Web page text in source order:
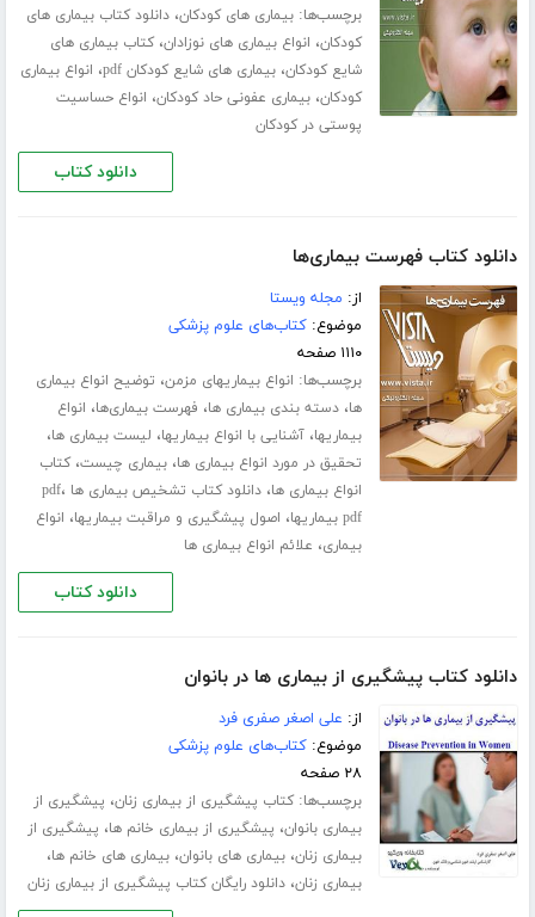
برچسب‌ها:بیماری های کودکان،دانلود کتاب بیماری های
کودکان، انواع بیماری های نوزادان،کتاب بیماری های
شایع کودکان،بیماری های شایع کودکان pdf ، انواع بیماری
کودکان،بیماری عفونی حاد کودکان، انواع حساسیت
پوستی در کودکان
دانلود کتاب
دانلود کتاب فهرست بیماری‌ها
از: مجله ویستا
موضوع:کتاب‌های علوم پزشکی
۱۱۱۰ صفحه
برچسب‌ها: انواع بیماریهای مزمن، توضیح انواع بیماری
ها،دسته بندی بیماری ها، فهرست بیماری‌ها، انواع
بیماریها،آشنایی با انواع بیماریها، لیست بیماری ها،
تحقیق در مورد انواع بیماری ها،بیماری چیست،کتاب
انواع بیماری ها،دانلود کتاب تشخیص بیماری ها pdf ،
pdf بیماریها ، اصول پیشگیری و مراقبت بیماریها، انواع
بیماری، علائم انواع بیماری ها
دانلود کتاب
دانلود کتاب پیشگیری از بیماری ها در بانوان
از: علی اصغر صفری فرد
موضوع:کتاب‌های علوم پزشکی
۲۸ صفحه
برچسب‌ها:کتاب پیشگیری از بیماری زنان، پیشگیری از
بیماری بانوان، پیشگیری از بیماری خانم ها، پیشگیری از
بیماری زنان،بیماری های بانوان،بیماری های خانم ها،
بیماری زنان،دانلود رایگان کتاب پیشگیری از بیماری زنان